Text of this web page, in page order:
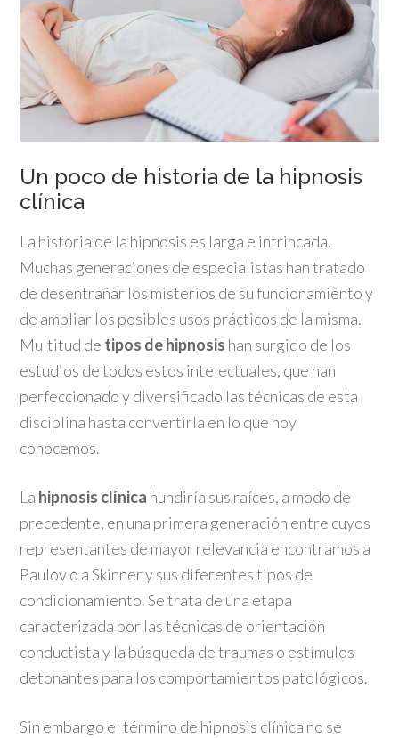
Un poco de historia de la hipnosis
clínica
La historia de la hipnosis es larga e intrincada.
Muchas generaciones de especialistas han tratado
de desentrañar los misterios de su funcionamiento y
de ampliar los posibles usos prácticos de la misma.
Multitud de tipos de hipnosis han surgido de los
estudios de todos estos intelectuales, que han
perfeccionado y diversificado las técnicas de esta
disciplina hasta convertirla en lo que hoy
conocemos.
La hipnosis clínica hundiría sus raíces, a modo de
precedente, en una primera generación entre cuyos
representantes de mayor relevancia encontramos a
Paulov o a Skinner y sus diferentes tipos de
condicionamiento. Se trata de una etapa
caracterizada por las técnicas de orientación
conductista y la búsqueda de traumas o estímulos
detonantes para los comportamientos patológicos.
Sin embargo el término de hipnosis clínica no se